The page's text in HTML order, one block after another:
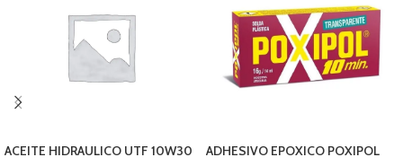
ACEITE HIDRAULICO UTF 10W30
ADHESIVO EPOXICO POXIPOL